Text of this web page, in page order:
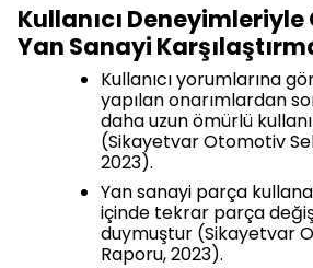
Kullanıcı
Yan Sanayi
Kullanıcı yorumlarına
yapılan onarımlardan
daha uzun ömürlü
(Sikayetvar Otomotiv
2023).
Yan sanayi parça
içinde tekrar parça
duymuştur (Sikayetvar
Raporu, 2023).